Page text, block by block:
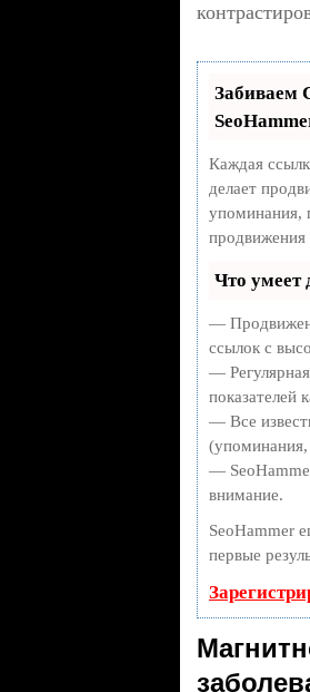
Забиваем
Каждая
делает
упоминания,
продвижения
Что умеет
—
ссылок с
—
показателей
— Все
(упоминания,
—
внимание.
SeoHammer
первые